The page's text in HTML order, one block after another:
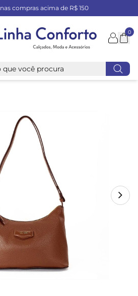
nas compras acima de R$ 150
0